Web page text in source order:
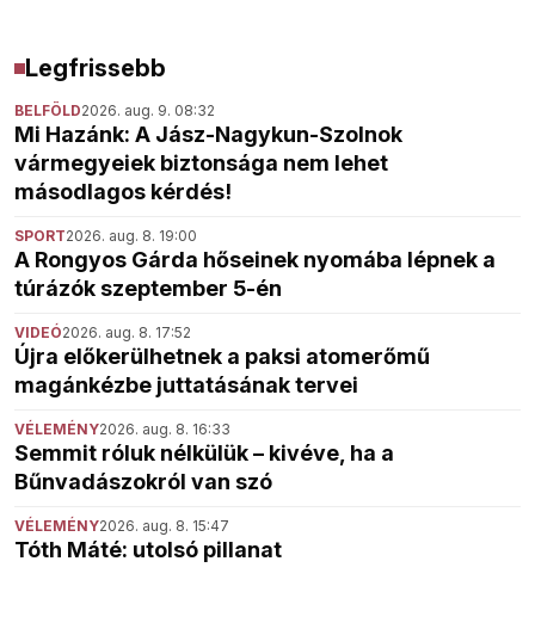
Legfrissebb
BELFÖLD2026. aug. 9. 08:32
Mi Hazánk: A Jász-Nagykun-Szolnok
vármegyeiek biztonsága nem lehet
másodlagos kérdés!
SPORT2026. aug. 8. 19:00
A Rongyos Gárda hőseinek nyomába lépnek a
túrázók szeptember 5-én
VIDEÓ2026. aug. 8. 17:52
Újra előkerülhetnek a paksi atomerőmű
magánkézbe juttatásának tervei
VÉLEMÉNY2026. aug. 8. 16:33
Semmit róluk nélkülük – kivéve, ha a
Bűnvadászokról van szó
VÉLEMÉNY2026. aug. 8. 15:47
Tóth Máté: utolsó pillanat